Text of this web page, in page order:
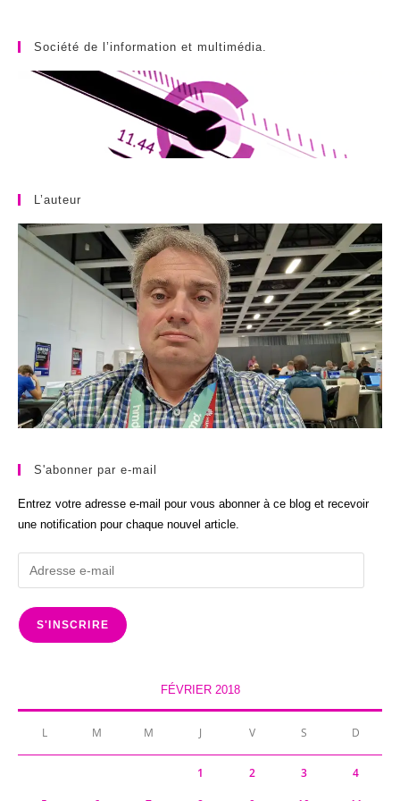
Société de l’information et multimédia.
L’auteur
S'abonner par e-mail
Entrez votre adresse e-mail pour vous abonner à ce blog et recevoir
une notification pour chaque nouvel article.
e-
mail
S'INSCRIRE
FÉVRIER 2018
L M M J V S D
1 2 3 4